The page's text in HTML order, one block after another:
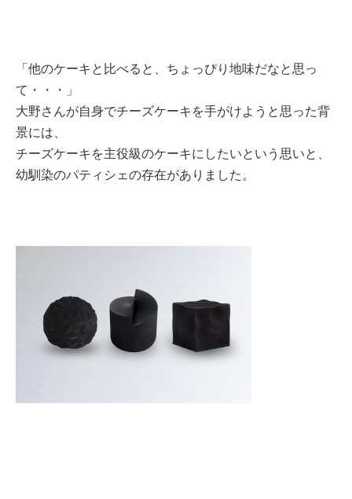
「他のケーキと比べると、ちょっぴり地味だなと思っ
て・・・」
大野さんが自身でチーズケーキを手がけようと思った背
景には、
チーズケーキを主役級のケーキにしたいという思いと、
幼馴染のパティシェの存在がありました。